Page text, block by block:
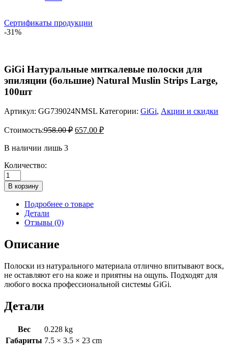
Сертификаты продукции
-31%
GiGi Натуральные миткалевые полоски для
эпиляции (большие) Natural Muslin Strips Large,
100шт
Артикул: GG739024NMSL Категории: GiGi, Акции и скидки
Стоимость:958.00₽ 657.00 ₽
В наличии лишь 3
Количество:
Количество
товара
GiGi
Натуральные
миткалевые
полоски
эпиляции
(большие)
Muslin
Strips
Large,
В корзину
Подробнее о товаре
Детали
Отзывы (0)
Описание
Полоски из натурального материала отлично впитывают воск,
не оставляют его на коже и приятны на ощупь. Подходят для
любого воска профессиональной системы GiGi.
Детали
Вес
0.228 kg
Габариты 7.5 × 3.5 × 23 cm